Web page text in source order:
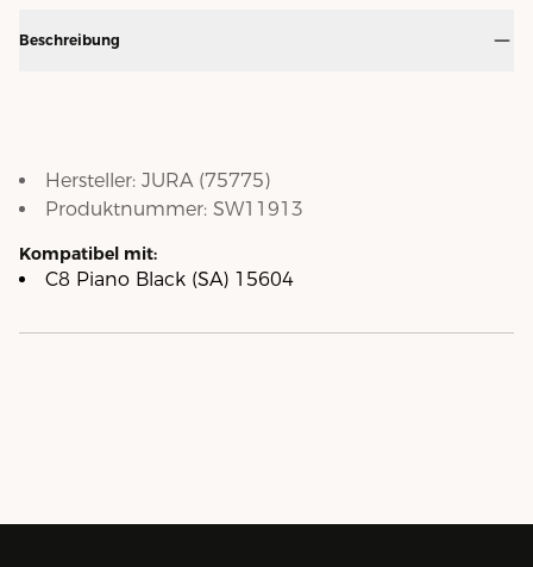
Beschreibung
Hersteller: JURA (75775)
Produktnummer: SW11913
Kompatibel mit:
C8 Piano Black (SA) 15604